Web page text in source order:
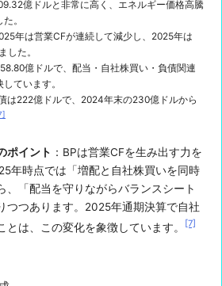
億ドルと非常に高く、エネルギー価格高騰
。
年は営業CFが連続して減少し、2025年は
した。
億ドルで、配当・自社株買い・負債関連
ています。
は222億ドルで、2024年末の230億ドルから
ポイント ：BPは営業CFを生み出す力を
年時点では「増配と自社株買いを同時
、「配当を守りながらバランスシート
つつあります。2025年通期決算で自社
は、この変化を象徴しています。
[7]